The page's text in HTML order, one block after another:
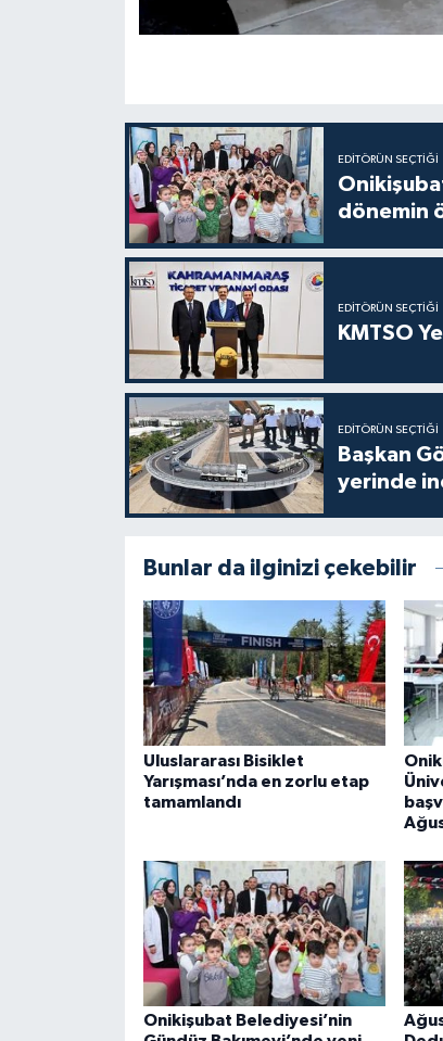
EDITÖRÜN SEÇTIĞI
dönemin
EDITÖRÜN SEÇTIĞI
KMTSO
EDITÖRÜN SEÇTIĞI
Başkan
yerinde
Bunlar da ilginizi çekebilir
Uluslararası Bisiklet
Yarışması’nda en zorlu etap
tamamlandı
Onikişubat Belediyesi’nin